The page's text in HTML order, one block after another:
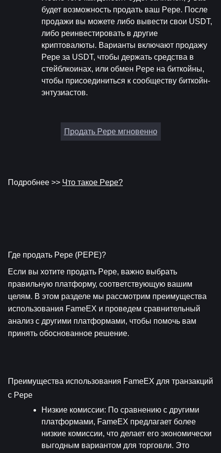
будет возможность продать ваш Pepe. После
продажи вы можете либо вывести свои USDT,
либо реинвестировать в другие
криптовалюты. Варианты включают продажу
Pepe за USDT, чтобы держать средства в
стейблкоинах, или обмен Pepe на биткойны,
чтобы присоединиться к сообществу биткойн-
энтузиастов.
Продать Pepe мгновенно
Подробнее >> Что такое Pepe?
Где продать Pepe (PEPE)?
Если вы хотите продать Pepe, важно выбрать
правильную платформу, соответствующую вашим
целям. В этом разделе мы рассмотрим преимущества
использования FameEX и проведем сравнительный
анализ с другими платформами, чтобы помочь вам
принять обоснованное решение.
Преимущества использования FameEX для транзакций
с Pepe
Низкие комиссии: По сравнению с другими
платформами, FameEX предлагает более
низкие комиссии, что делает его экономически
выгодным вариантом для торговли. Это